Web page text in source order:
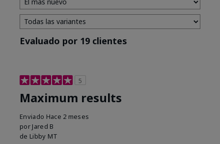
Evaluado por 19 clientes
5
Maximum results
Enviado Hace 2 meses
por Jared B
de Libby MT